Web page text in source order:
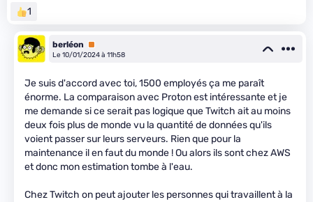
1
berléon
Premium
Le 10/01/2024 à 11h58
Je suis d'accord avec toi, 1500 employés ça me paraît
énorme. La comparaison avec Proton est intéressante et je
me demande si ce serait pas logique que Twitch ait au moins
deux fois plus de monde vu la quantité de données qu'ils
voient passer sur leurs serveurs. Rien que pour la
maintenance il en faut du monde ! Ou alors ils sont chez AWS
et donc mon estimation tombe à l'eau.
Chez Twitch on peut ajouter les personnes qui travaillent à la